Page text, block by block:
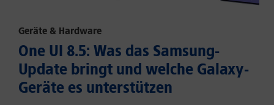
Geräte & Hardware
One UI 8.5: Was das Samsung-
Update bringt und welche Galaxy-
Geräte es unterstützen